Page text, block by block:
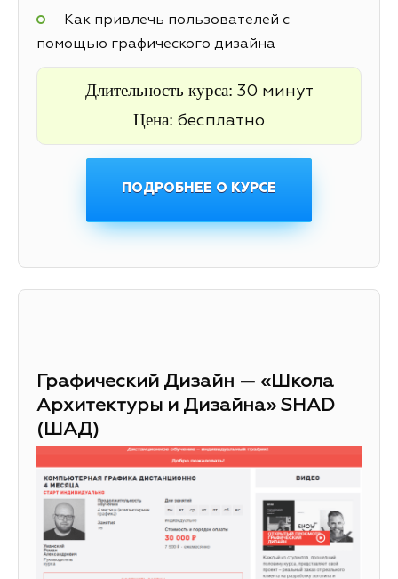
Как привлечь пользователей с
помощью графического дизайна
Длительность курса: 30 минут
Цена: бесплатно
ПОДРОБНЕЕ О КУРСЕ
Графический Дизайн — «Школа
Архитектуры и Дизайна» SHAD
(ШАД)